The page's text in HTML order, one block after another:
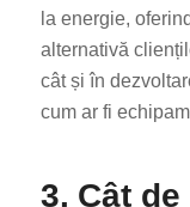
la energie,
alternativă
cât și în
cum ar fi
3. Cât